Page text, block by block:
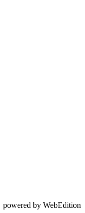
powered by WebEdition